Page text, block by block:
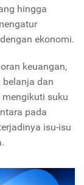
hingga
ekonomi.
keuangan,
dan
suku
pada
isu-isu